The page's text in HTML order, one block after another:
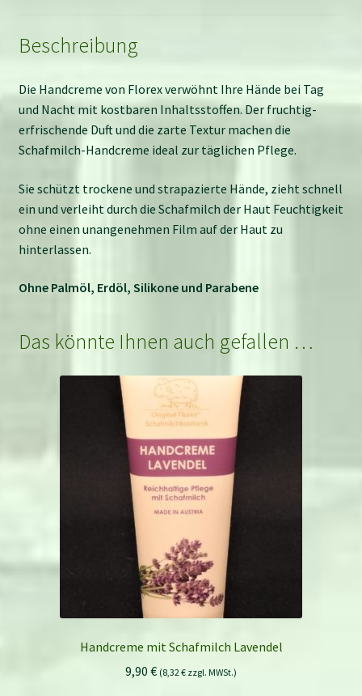
Beschreibung
Die Handcreme von Florex verwöhnt Ihre Hände bei Tag
und Nacht mit kostbaren Inhaltsstoffen. Der fruchtig-
erfrischende Duft und die zarte Textur machen die
Schafmilch-Handcreme ideal zur täglichen Pflege.
Sie schützt trockene und strapazierte Hände, zieht schnell
ein und verleiht durch die Schafmilch der Haut Feuchtigkeit
ohne einen unangenehmen Film auf der Haut zu
hinterlassen.
Ohne Palmöl, Erdöl, Silikone und Parabene
Das könnte Ihnen auch gefallen …
Handcreme mit Schafmilch Lavendel
9,90 € (8,32€ zzgl. MWSt.)